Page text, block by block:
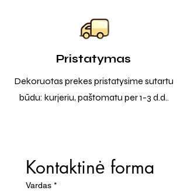
Pristatymas
Dekoruotas prekes pristatysime sutartu
būdu: kurjeriu, paštomatu per 1-3 d.d..
Kontaktinė forma
Vardas *